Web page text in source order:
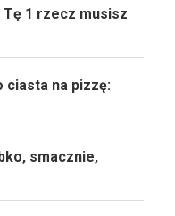
1 rzecz musisz
ciasta na pizzę:
smacznie,